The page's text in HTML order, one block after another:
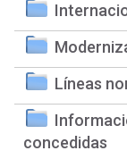
Líneas
concedidas